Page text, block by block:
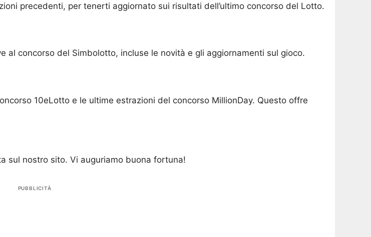
precedenti, per tenerti aggiornato sui risultati dell’ultimo concorso del Lotto.
concorso del Simbolotto, incluse le novità e gli aggiornamenti sul gioco.
10eLotto e le ultime estrazioni del concorso MillionDay. Questo offre
sul nostro sito. Vi auguriamo buona fortuna!
PUBBLICITÀ